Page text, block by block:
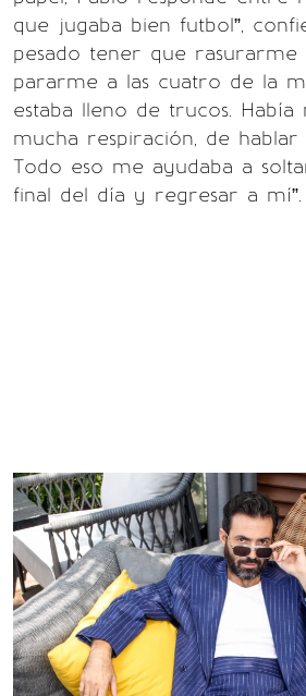
que jugaba bien futbol”,
pesado tener que rasurarme
pararme a las cuatro de la
estaba lleno de trucos. Había
mucha respiración, de
Todo eso me ayudaba a
final del día y regresar a mí”.